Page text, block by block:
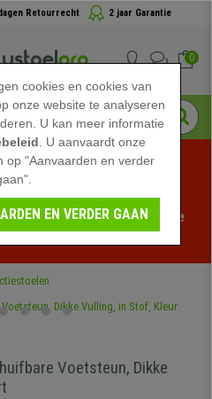
Retourrecht 2 jaar Garantie
0
bij bureaustoelpro!
een beperkte tijd - Bekijk de
Voetsteun, Dikke
cookies en cookies van
onze website te analyseren
U kan meer informatie
. U aanvaardt onze
op "Aanvaarden en verder
EN VERDER GAAN